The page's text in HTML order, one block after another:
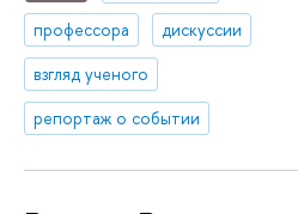
профессора
дискуссии
взгляд ученого
репортаж о событии